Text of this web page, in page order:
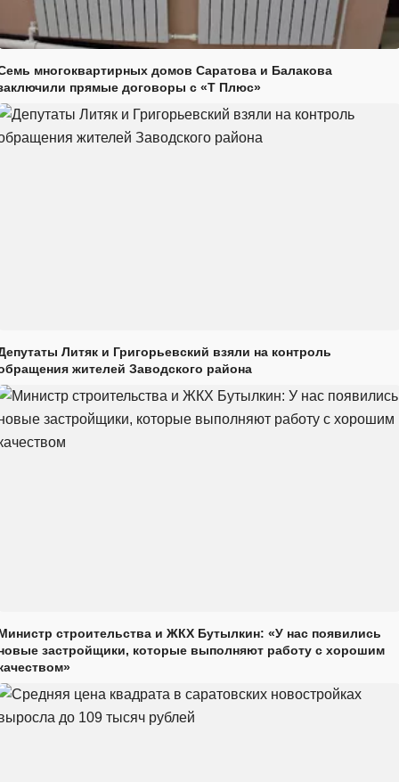
многоквартирных домов Саратова и Балакова
прямые договоры с «Т Плюс»
Литяк и Григорьевский взяли на контроль
жителей Заводского района
строительства и ЖКХ Бутылкин: «У нас появились
застройщики, которые выполняют работу с хорошим